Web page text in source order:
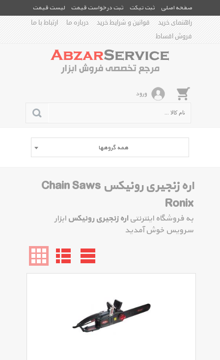
صفحه اصلی ثبت تیکت ثبت درخواست قیمت
لیست قیمت
راهنمای خرید
قوانین و شرایط خرید درباره ما
ارتباط با ما
فروش اقساط
ورود
همه گروهها
اره زنجیری رونیکس Chain Saws
Ronix
به فروشگاه اینترنتی اره زنجیری رونیکس ابزار
سرویس خوش آمدید